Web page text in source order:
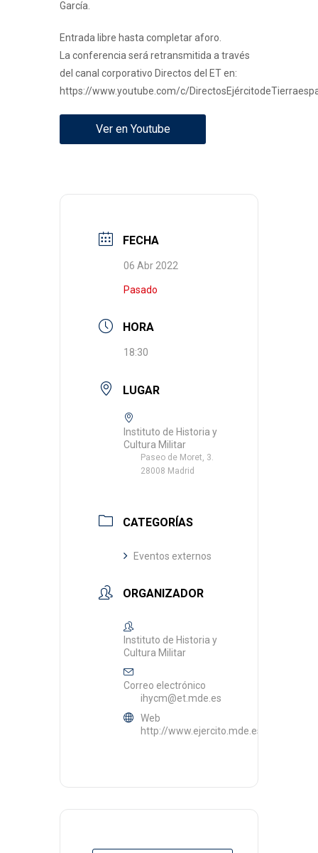
García.
Entrada libre hasta completar aforo.
La conferencia será retransmitida a través
del canal corporativo Directos del ET en:
https://www.youtube.com/c/
Ver en Youtube
FECHA
06 Abr 2022
Pasado
HORA
18:30
LUGAR
Instituto de Historia y
Cultura Militar
Paseo de Moret, 3.
28008 Madrid
CATEGORÍAS
Eventos externos
ORGANIZADOR
Instituto de Historia y
Cultura Militar
Correo electrónico
ihycm@et.mde.es
Web
http://www.ejercito.mde.es/unidades/